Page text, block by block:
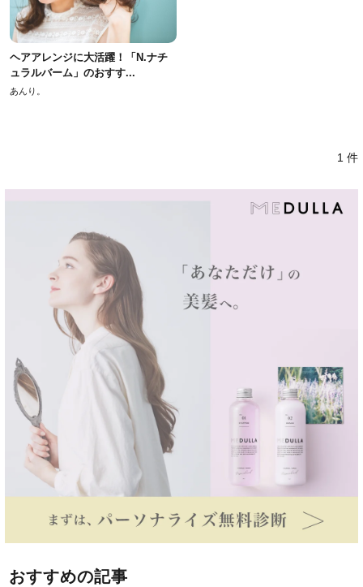
ヘアアレンジに大活躍！「N.ナチ
ュラルバーム」のおすす...
あんり。
1 件
おすすめの記事